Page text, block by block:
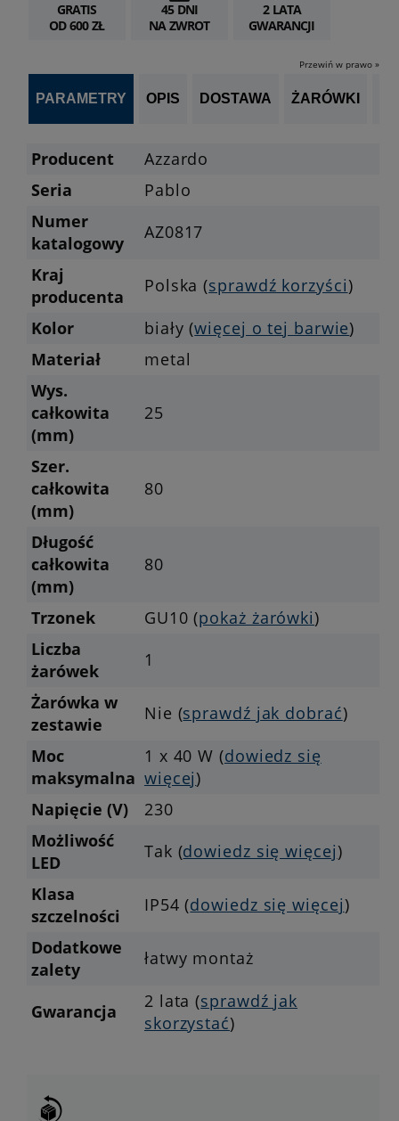
GRATIS
OD 600 ZŁ
45 DNI
NA ZWROT
2 LATA
GWARANCJI
Przewiń w prawo »
PARAMETRY OPIS DOSTAWA ŻARÓWKI
Producent
Azzardo
Seria
Pablo
Numer
katalogowy
AZ0817
Kraj
producenta
Polska (sprawdź korzyści)
Kolor
biały (więcej o tej barwie)
Materiał
metal
Wys.
całkowita
(mm)
25
Szer.
całkowita
(mm)
80
Długość
całkowita
(mm)
80
Trzonek GU10 (pokaż żarówki)
Liczba
żarówek
1
Żarówka w
zestawie
Nie (sprawdź jak dobrać)
Moc
maksymalna
1 x 40 W (dowiedz się
więcej)
Napięcie (V)
230
Możliwość
LED
Tak (dowiedz się więcej)
Klasa
szczelności
IP54 (dowiedz się więcej)
Dodatkowe
zalety
łatwy montaż
Gwarancja 2 lata (sprawdź jak
skorzystać)